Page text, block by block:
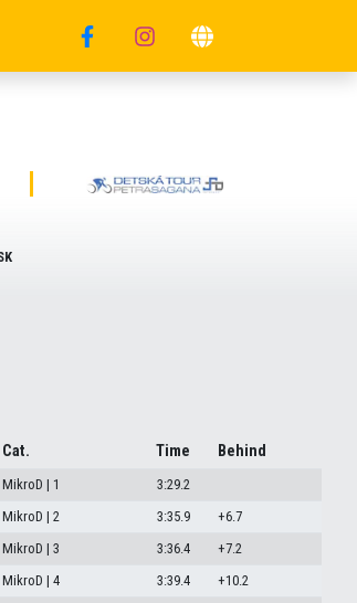
Cat. Time Behind
MikroD | 1
3:29.2
MikroD | 2 3:35.9
+6.7
MikroD | 3 3:36.4
+7.2
MikroD | 4 3:39.4
+10.2